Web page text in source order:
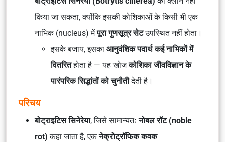
किया जा सकता, क्योंकि इसकी कोशिकाओं के किसी भी एक
नाभिक (nucleus) मेंपूरा गुणसूत्र सेटउपस्थित नहीं होता।
इसके बजाय, इसका आनुवंशिक पदार्थ कई नाभिकों में
वितरितहोता है — यह खोजकोशिका जीवविज्ञान के
पारंपरिक सिद्धांतों को चुनौतीदेती है।
परिचय
बोट्राइटिस सिनेरेया, जिसे सामान्यतःनोबल रॉट (noble
rot) कहा जाता है, एकनेक्रोट्रॉफिक कवक